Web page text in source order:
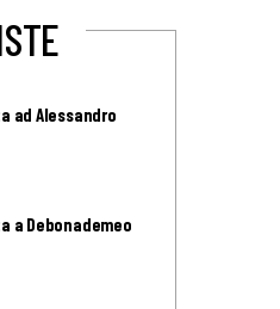
ad Alessandro
a Debonademeo